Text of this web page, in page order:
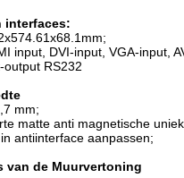
interfaces:
input, DVI-input, VGA-input,
output RS232
mm;
matte anti magnetische
antiinterface aanpassen;
van de Muurvertoning